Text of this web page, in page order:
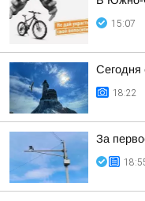
15:07
Сегодня
18:22
За